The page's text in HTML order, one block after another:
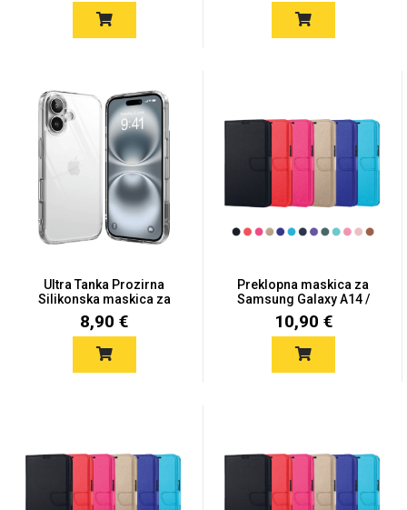
Ultra Tanka Prozirna
Silikonska maskica za
iPh...
8,90 €
Preklopna maskica za
Samsung Galaxy A14 /
A14...
10,90 €